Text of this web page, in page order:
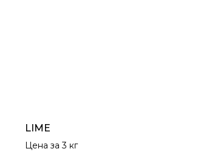
LIME
Цена за 3 кг